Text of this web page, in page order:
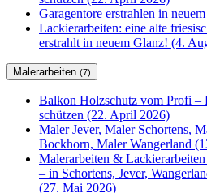
Garagentore erstrahlen in
Lackierarbeiten: eine alte
erstrahlt in neuem Glanz! (4.
Malerarbeiten (7)
Balkon Holzschutz vom Profi –
schützen (22. April 2026)
Maler Jever, Maler Schortens,
Bockhorn, Maler Wangerland
Malerarbeiten &
– in Schortens, Jever,
(27. Mai 2026)